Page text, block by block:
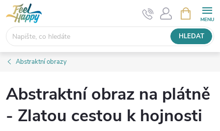
Přejít
na
obsah
HLEDAT
NÁKUPNÍ
KOŠÍK
Abstraktní obrazy
Abstraktní obraz na plátně
- Zlatou cestou k hojnosti